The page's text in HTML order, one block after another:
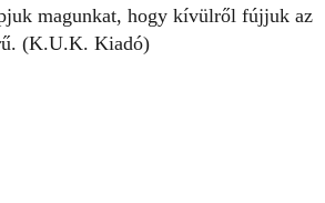
magunkat, hogy kívülről fújjuk az
(K.U.K. Kiadó)